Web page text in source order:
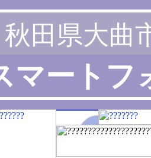
秋田県大曲
マートフ